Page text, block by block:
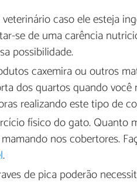
caso ele esteja
se de uma carência
possibilidade.
caxemira ou outros
dos quartos quando
realizando este tipo de
físico do gato. Quanto
nos cobertores.
.
de pica poderão